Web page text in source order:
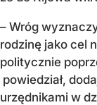
– Wróg
rodzinę jako cel
politycznie
powiedział,
urzędnikami w